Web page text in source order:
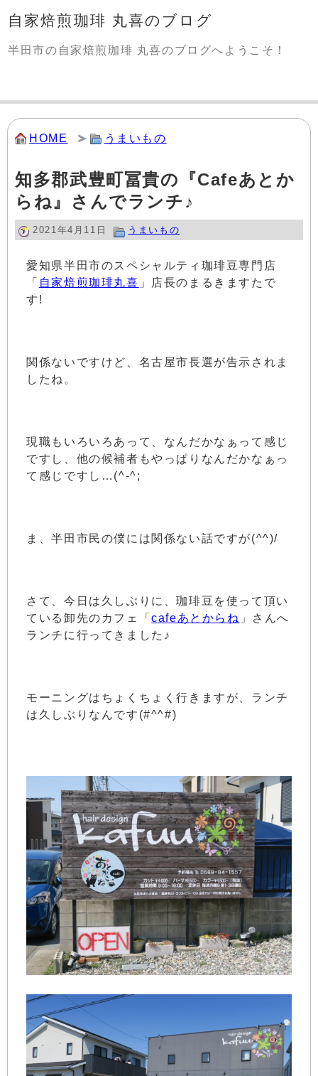
自家焙煎珈琲 丸喜のブログ
半田市の自家焙煎珈琲 丸喜のブログへようこそ！
HOME うまいもの
知多郡武豊町冨貴の『Cafeあとか
らね』さんでランチ♪
2021年4月11日 うまいもの
愛知県半田市のスペシャルティ珈琲豆専門店
「 自家焙煎珈琲丸喜 」店長のまるきますたで
す!
関係ないですけど、名古屋市長選が告示されま
したね。
現職もいろいろあって、なんだかなぁって感じ
ですし、他の候補者もやっぱりなんだかなぁっ
て感じですし…(^-^;
ま、半田市民の僕には関係ない話ですが(^^)/
さて、今日は久しぶりに、珈琲豆を使って頂い
ている卸先のカフェ「cafeあとからね 」さんへ
ランチに行ってきました♪
モーニングはちょくちょく行きますが、ランチ
は久しぶりなんです(#^^#)